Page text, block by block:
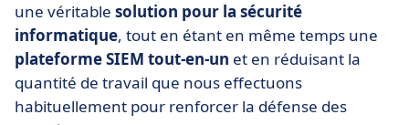
une véritable solution pour la sécurité
informatique, tout en étant en même temps une
plateforme SIEM tout-en-un et en réduisant la
quantité de travail que nous effectuons
habituellement pour renforcer la défense des